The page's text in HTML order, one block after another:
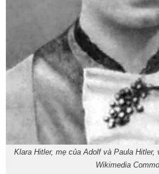
Klara Hitler, mẹ của Adolf và Paula Hitler,
Wikimedia